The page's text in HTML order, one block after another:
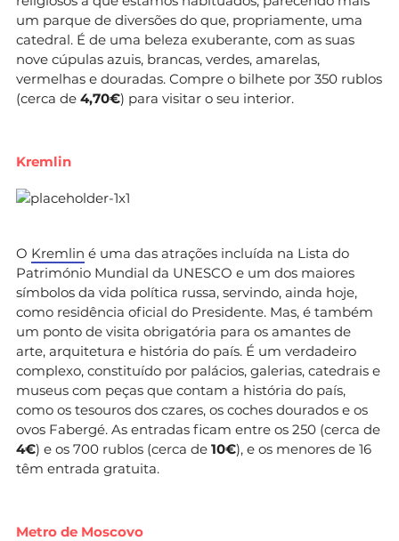
um parque de diversões do que, propriamente, uma
catedral. É de uma beleza exuberante, com as suas
nove cúpulas azuis, brancas, verdes, amarelas,
vermelhas e douradas. Compre o bilhete por 350 rublos
(cerca de 4,70€) para visitar o seu interior.
Kremlin
O Kremlin é uma das atrações incluída na Lista do
Património Mundial da UNESCO e um dos maiores
símbolos da vida política russa, servindo, ainda hoje,
como residência oficial do Presidente. Mas, é também
um ponto de visita obrigatória para os amantes de
arte, arquitetura e história do país. É um verdadeiro
complexo, constituído por palácios, galerias, catedrais e
museus com peças que contam a história do país,
como os tesouros dos czares, os coches dourados e os
ovos Fabergé. As entradas ficam entre os 250 (cerca de
4€) e os 700 rublos (cerca de 10€), e os menores de 16
têm entrada gratuita.
Metro de Moscovo